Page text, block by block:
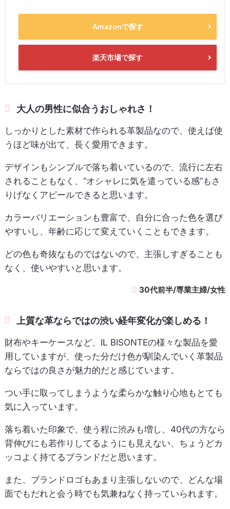
Amazonで探す
楽天市場で探す
大人の男性に似合うおしゃれさ！
しっかりとした素材で作られる革製品なので、使えば使
うほど味が出て、長く愛用できます。
デザインもシンプルで落ち着いているので、流行に左右
されることもなく、“オシャレに気を遣っている感”もさ
りげなくアピールできると思います。
カラーバリエーションも豊富で、自分に合った色を選び
やすいし、年齢に応じて変えていくこともできます。
どの色も奇抜なものではないので、主張しすぎることも
なく、使いやすいと思います。
30代前半/専業主婦/女性
上質な革ならではの渋い経年変化が楽しめる！
財布やキーケースなど、IL BISONTEの様々な製品を愛
用していますが、使った分だけ色が馴染んでいく革製品
ならではの良さが魅力的だと感じています。
つい手に取ってしまうような柔らかな触り心地もとても
気に入っています。
落ち着いた印象で、使う程に渋みも増し、40代の方なら
背伸びにも若作りしてるようにも見えない、ちょうどカ
ッコよく持てるブランドだと思います。
また、ブランドロゴもあまり主張しないので、どんな場
面でもだれと会う時でも気兼ねなく持っていられます。